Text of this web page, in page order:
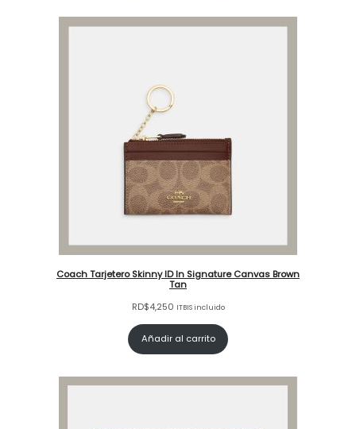
Coach Tarjetero Skinny ID In Signature Canvas Brown
Tan
RD$4,250 ITBIS incluido
Añadir al carrito